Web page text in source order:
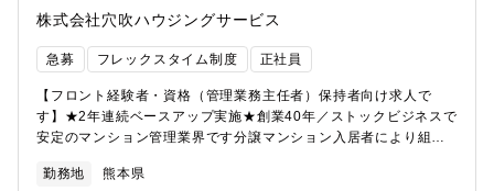
※他社案件のリプレイス等も専門組織があるため新規開拓営業は
行いません。【働きやすい環境を目指しています】◎フレックス
タイム制で、社員それぞれのライフスタイルに合った柔軟な勤務
するため、ほとんどの社員はその時間までに退社しています。
株式会社穴吹ハウジングサービス
急募 フレックスタイム制度 正社員
【フロント経験者・資格（管理業務主任者）保持者向け求人で
す】★2年連続ベースアップ実施★創業40年／ストックビジネスで
安定のマンション管理業界です分譲マンション入居者により組織
職ですが、数字よりもお客様との関係性重視の社風。※一人平均
勤務地 熊本県